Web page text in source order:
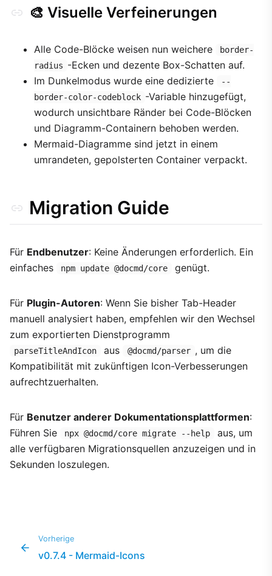
🎨 Visuelle Verfeinerungen
Alle Code-Blöcke weisen nun weichere
border-
radius -Ecken und dezente Box-Schatten auf.
Im Dunkelmodus wurde eine dedizierte
--
border-color-codeblock -Variable hinzugefügt,
wodurch unsichtbare Ränder bei Code-Blöcken
und Diagramm-Containern behoben werden.
Mermaid-Diagramme sind jetzt in einem
umrandeten, gepolsterten Container verpackt.
Migration Guide
Für Endbenutzer: Keine Änderungen erforderlich. Ein
einfaches
npm update @docmd/core genügt.
Für Plugin-Autoren: Wenn Sie bisher Tab-Header
manuell analysiert haben, empfehlen wir den Wechsel
zum exportierten Dienstprogramm
parseTitleAndIcon aus @docmd/parser , um die
Kompatibilität mit zukünftigen Icon-Verbesserungen
aufrechtzuerhalten.
Für Benutzer anderer Dokumentationsplattformen:
Führen Sie
npx @docmd/core migrate --help
aus, um
alle verfügbaren Migrationsquellen anzuzeigen und in
Sekunden loszulegen.
Vorherige
v0.7.4 - Mermaid-Icons